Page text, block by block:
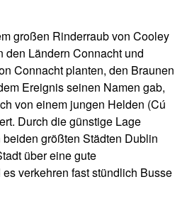
großen Rinderraub von Cooley
den Ländern Connacht und
Connacht planten, den Braunen
Ereignis seinen Namen gab,
von einem jungen Helden (Cú
Durch die günstige Lage
größten Städten Dublin
über eine gute
verkehren fast stündlich Busse